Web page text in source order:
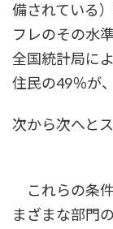
備されている
フレのその水
全国統計局に
住民の49％が
次から次へと
これらの条
まざまな部門